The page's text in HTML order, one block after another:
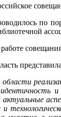
по
области
идентичность
актуальные